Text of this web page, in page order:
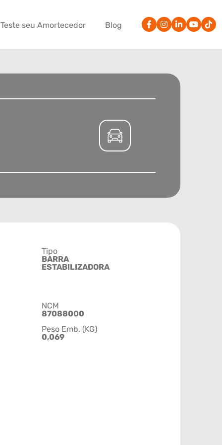
Teste seu Amortecedor Blog
Tipo
BARRA
ESTABILIZADORA
NCM
87088000
Peso Emb. (KG)
0,069